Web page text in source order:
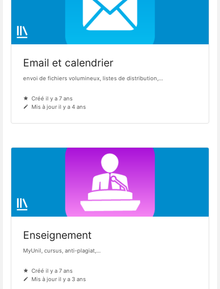
Email et calendrier
envoi de fichiers volumineux, listes de distribution,...
Créé il y a 7 ans
Mis à jour il y a 4 ans
Enseignement
MyUnil, cursus, anti-plagiat,...
Créé il y a 7 ans
Mis à jour il y a 3 ans